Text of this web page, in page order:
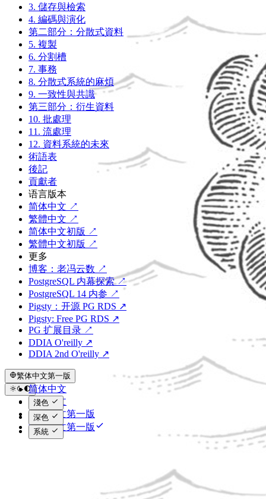
3. 儲存與檢索
4. 編碼與演化
第二部分：分散式資料
5. 複製
6. 分割槽
7. 事務
8. 分散式系統的麻煩
9. 一致性與共識
第三部分：衍生資料
10. 批處理
11. 流處理
12. 資料系統的未來
術語表
後記
貢獻者
语言版本
简体中文 ↗
繁體中文 ↗
简体中文初版 ↗
繁體中文初版 ↗
更多
博客：老冯云数 ↗
PostgreSQL 内幕探索 ↗
PostgreSQL 14 内参 ↗
Pigsty：开源 PG RDS ↗
Pigsty: Free PG RDS ↗
PG 扩展目录 ↗
DDIA O'reilly ↗
DDIA 2nd O'reilly ↗
繁体中文第一版
简体中文
繁体中文
简体中文第一版
繁体中文第一版
淺色
深色
系統